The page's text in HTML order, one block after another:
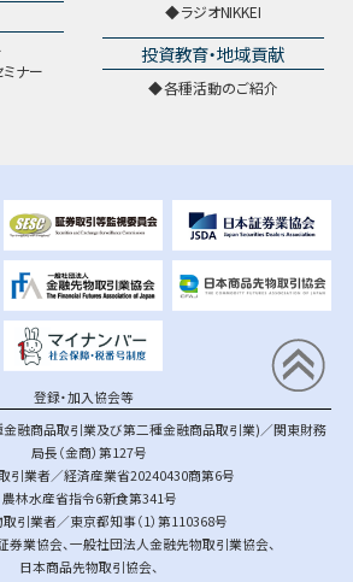
ナー
ラジオNIKKEI
投資教育・地域貢献
各種活動のご紹介
登録・加入協会等
融商品取引業及び第二種金融商品取引業)／関東財務
局長（金商）第127号
引業者／経済産業省20240430商第6号
農林水産省指令6新食第341号
引業者／東京都知事（1）第110368号
券業協会、一般社団法人金融先物取引業協会、
日本商品先物取引協会、